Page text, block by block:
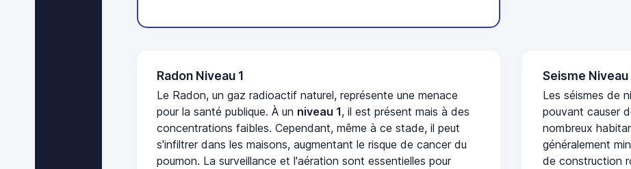
Radon Niveau 1
Le Radon, un gaz radioactif naturel, représente une menace
pour la santé publique. À un niveau 1, il est présent mais à des
concentrations faibles. Cependant, même à ce stade, il peut
s'infiltrer dans les maisons, augmentant le risque de cancer du
poumon. La surveillance et l'aération sont essentielles pour
Seisme Niveau
Les séismes de
pouvant causer
nombreux
généralement
de construction